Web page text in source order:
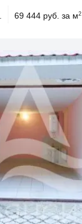
69 444 руб. за м2